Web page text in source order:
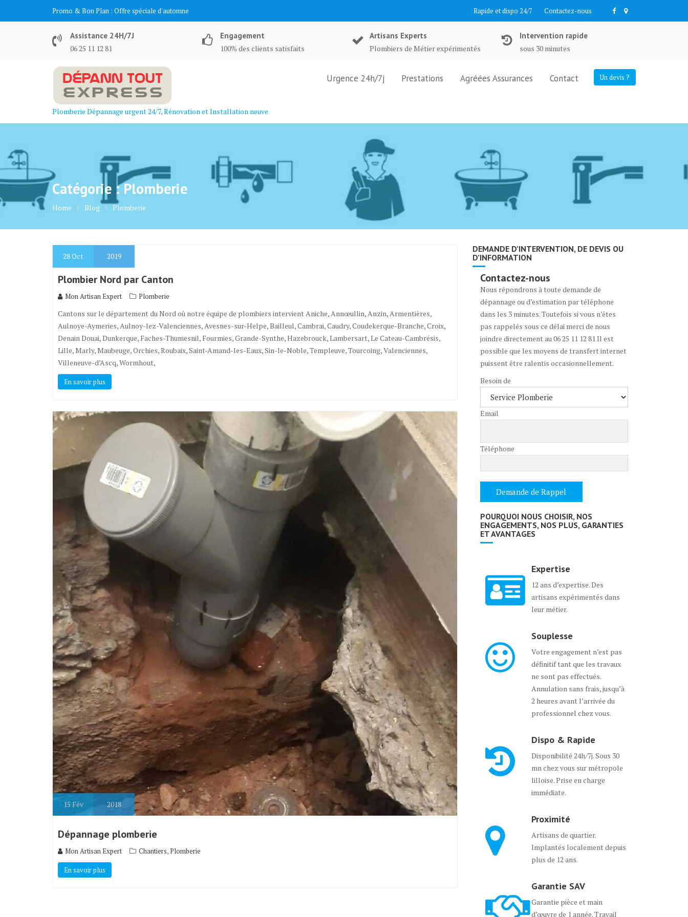
Promo & Bon Plan : Offre spéciale d'automne Rapide et dispo 24/7 Contactez-nous
Assistance 24H/7J
06 25 11 12 81
Engagement
100% des clients satisfaits
Artisans Experts
Plombiers de Métier expérimentés
Intervention rapide
sous 30 minutes
Plomberie Dépannage urgent 24/7, Rénovation et Installation neuve
Un devis ?
Urgence 24h/7j Prestations Agréées Assurances Contact
Catégorie :Plomberie
Home Blog Plomberie
28Oct 2019
Plombier Nord par Canton
Mon Artisan Expert Plomberie
Cantons sur le département du Nord où notre équipe de plombiers intervient Aniche, Annœullin, Anzin, Armentières,
Aulnoye-Aymeries, Aulnoy-lez-Valenciennes, Avesnes-sur-Helpe, Bailleul, Cambrai, Caudry, Coudekerque-Branche, Croix,
Denain Douai, Dunkerque, Faches-Thumesnil, Fourmies, Grande-Synthe, Hazebrouck, Lambersart, Le Cateau-Cambrésis,
Lille, Marly, Maubeuge, Orchies, Roubaix, Saint-Amand-les-Eaux, Sin-le-Noble, Templeuve, Tourcoing, Valenciennes,
Villeneuve-d’Ascq, Wormhout,
En savoir plus
15 Fév 2018
Dépannage plomberie
Mon Artisan Expert Chantiers,Plomberie
En savoir plus
DEMANDE D’INTERVENTION, DE DEVIS OU
D’INFORMATION
Contactez-nous
Nous répondrons à toute demande de
dépannage ou d’estimation par téléphone
dans les 3 minutes. Toutefois si vous n’êtes
pas rappelés sous ce délai merci de nous
joindre directement au 06 25 11 12 81 Il est
possible que les moyens de transfert internet
puissent être ralentis occasionnellement.
Besoin de
Email
Téléphone
POURQUOI NOUS CHOISIR, NOS
ENGAGEMENTS, NOS PLUS, GARANTIES
ET AVANTAGES
Expertise
12 ans d’expertise. Des
artisans expérimentés dans
leur métier.
Souplesse
Votre engagement n’est pas
définitif tant que les travaux
ne sont pas effectués.
Annulation sans frais, jusqu’à
2 heures avant l’arrivée du
professionnel chez vous.
Dispo & Rapide
Disponibilité 24h/7j. Sous 30
mn chez vous sur métropole
lilloise. Prise en charge
immédiate.
Proximité
Artisans de quartier.
Implantés localement depuis
plus de 12 ans.
Garantie SAV
Garantie pièce et main
d’œuvre de 1 année. Travail